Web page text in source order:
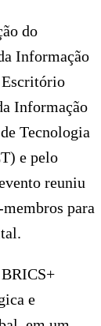
do
Informação
Informação
Tecnologia
e pelo
reuniu
para
e